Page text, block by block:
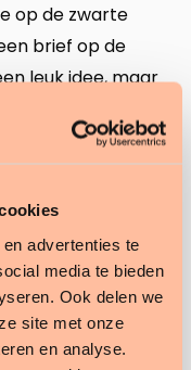
advertenties te
media te bieden
Ook delen we
site met onze
en analyse.
op de zwarte
brief op de
leuk idee, maar
de ongebruikte
van Noord-
van
farmacie
we